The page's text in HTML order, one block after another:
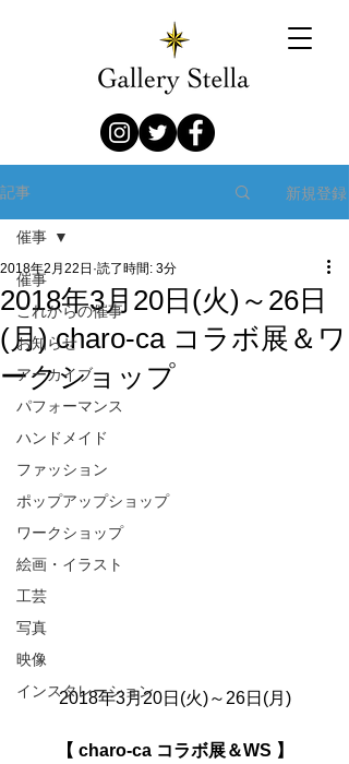
記事 新規登録
催事
これからの催事
お知らせ
アーカイブ
パフォーマンス
ハンドメイド
ファッション
ポップアップショップ
ワークショップ
絵画・イラスト
工芸
写真
映像
インスタレーション
催事
2018年3月20日(火)～26日
(月) charo-ca コラボ展＆ワ
ークショップ
2018年2月22日 読了時間: 3分
2018年3月20日(火)～26日(月)
【 charo-ca コラボ展＆WS 】